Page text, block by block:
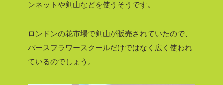
ンネットや剣山などを使うそうです。
ロンドンの花市場で剣山が販売されていたので、
バースフラワースクールだけではなく広く使われ
ているのでしょう。